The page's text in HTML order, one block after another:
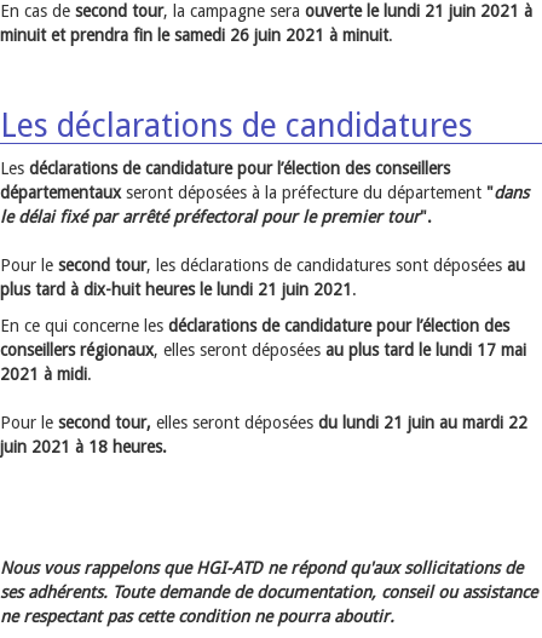
En cas de second tour, la campagne sera ouverte le lundi 21 juin 2021 à
minuit et prendra fin le samedi 26 juin 2021 à minuit.
Les déclarations de candidatures
Les déclarations de candidature pour l’élection des conseillers
départementauxseront déposées à la préfecture du département "dans
le délai fixé par arrêté préfectoral pour le premier tour".
Pour le second tour, les déclarations de candidatures sont déposées au
plus tard à dix-huit heures le lundi 21 juin 2021.
En ce qui concerne les déclarations de candidature pour l’élection des
conseillers régionaux, elles seront déposées au plus tard le lundi 17 mai
2021 à midi.
Pour le second tour, elles seront déposées du lundi 21 juin au mardi 22
juin 2021 à 18 heures.
Nous vous rappelons que HGI-ATD ne répond qu'aux sollicitations de
ses adhérents. Toute demande de documentation, conseil ou assistance
ne respectant pas cette condition ne pourra aboutir.